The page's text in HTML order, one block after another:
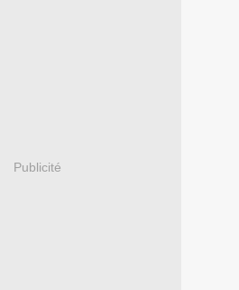
Publicité